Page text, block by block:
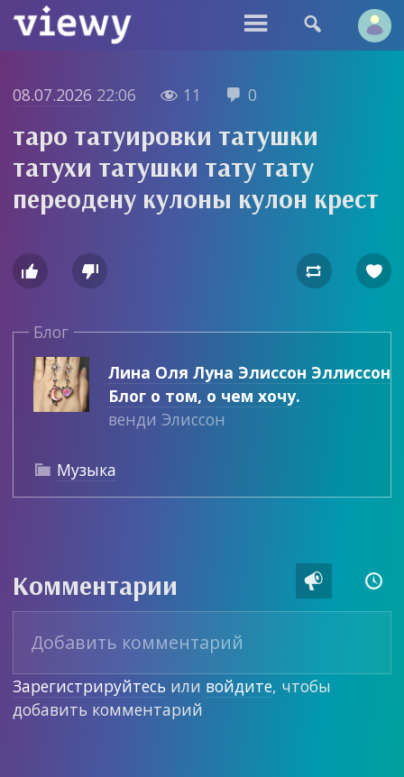
 
08.07.2026 22:06  11  0
таро татуировки татушки
татухи татушки тату тату
переодену кулоны кулон крест
   
Блог
Лина Оля Луна Элиссон Эллиссон
Блог о том, о чем хочу.
венди Элиссон
 Музыка
Комментарии  
Зарегистрируйтесь или войдите, чтобы
добавить комментарий